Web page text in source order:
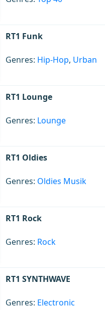
RT1 Funk
Genres: Hip-Hop, Urban
RT1 Lounge
Genres: Lounge
RT1 Oldies
Genres: Oldies Musik
RT1 Rock
Genres: Rock
RT1 SYNTHWAVE
Genres: Electronic